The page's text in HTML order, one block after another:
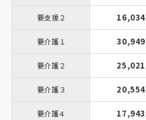
要支援２
要介護１ 30,949
要介護２
要介護３
要介護４